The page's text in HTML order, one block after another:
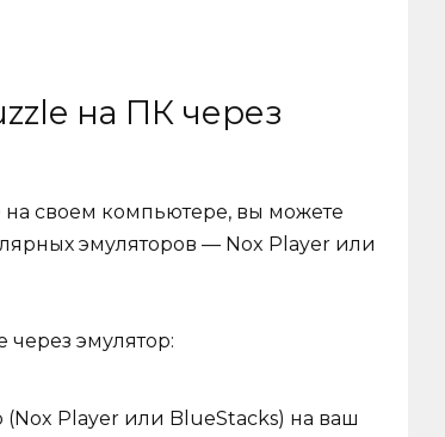
на ПК через
на своем компьютере, вы можете
эмуляторов — Nox Player или
через эмулятор:
Player или BlueStacks) на ваш